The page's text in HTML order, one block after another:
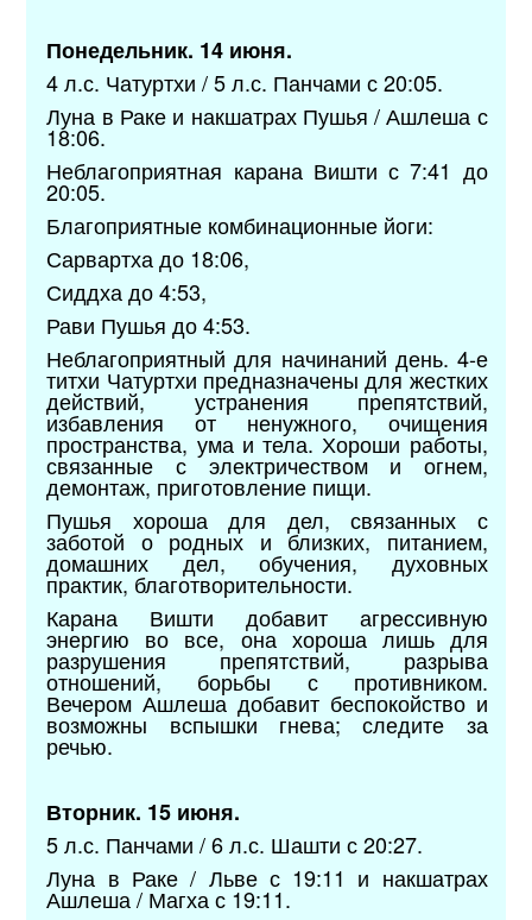
Понедельник. 14 июня.
4 л.с. Чатуртхи / 5 л.с. Панчами с 20:05.
Луна в Раке и накшатрах Пушья / Ашлеша с
18:06.
Неблагоприятная карана Вишти с 7:41 до
20:05.
Благоприятные комбинационные йоги:
Сарвартха до 18:06,
Сиддха до 4:53,
Рави Пушья до 4:53.
Неблагоприятный для начинаний день. 4-е
титхи Чатуртхи предназначены для жестких
действий, устранения препятствий,
избавления от ненужного, очищения
пространства, ума и тела. Хороши работы,
связанные с электричеством и огнем,
демонтаж, приготовление пищи.
Пушья хороша для дел, связанных с
заботой о родных и близких, питанием,
домашних дел, обучения, духовных
практик, благотворительности.
Карана Вишти добавит агрессивную
энергию во все, она хороша лишь для
разрушения препятствий, разрыва
отношений, борьбы с противником.
Вечером Ашлеша добавит беспокойство и
возможны вспышки гнева; следите за
речью.
Вторник. 15 июня.
5 л.с. Панчами / 6 л.с. Шашти с 20:27.
Луна в Раке / Льве с 19:11 и накшатрах
Ашлеша / Магха с 19:11.